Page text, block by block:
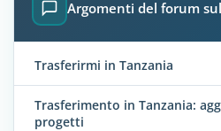
Argomenti del forum
Trasferirmi in Tanzania
Trasferimento in Tanzania:
progetti